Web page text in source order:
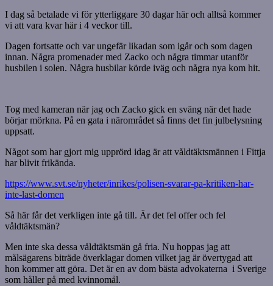
I dag så betalade vi för ytterliggare 30 dagar här och alltså kommer
vi att vara kvar här i 4 veckor till.
Dagen fortsatte och var ungefär likadan som igår och som dagen
innan. Några promenader med Zacko och några timmar utanför
husbilen i solen. Några husbilar körde iväg och några nya kom hit.
Tog med kameran när jag och Zacko gick en sväng när det hade
börjar mörkna. På en gata i närområdet så finns det fin julbelysning
uppsatt.
Något som har gjort mig upprörd idag är att våldtäktsmännen i Fittja
har blivit frikända.
https://www.svt.se/nyheter/inrikes/polisen-svarar-pa-kritiken-har-
inte-last-domen
Så här får det verkligen inte gå till. Är det fel offer och fel
våldtäktsmän?
Men inte ska dessa våldtäktsmän gå fria. Nu hoppas jag att
målsägarens biträde överklagar domen vilket jag är övertygad att
hon kommer att göra. Det är en av dom bästa advokaterna i Sverige
som håller på med kvinnomål.